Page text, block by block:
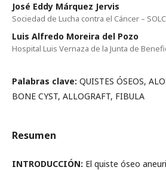
José Eddy Márquez Jervis
Sociedad de Lucha contra el Cáncer –
Luis Alfredo Moreira del Pozo
Hospital Luis Vernaza de la Junta de
Palabras clave: QUISTES ÓSEOS,
BONE CYST, ALLOGRAFT, FIBULA
Resumen
INTRODUCCIÓN: El quiste óseo